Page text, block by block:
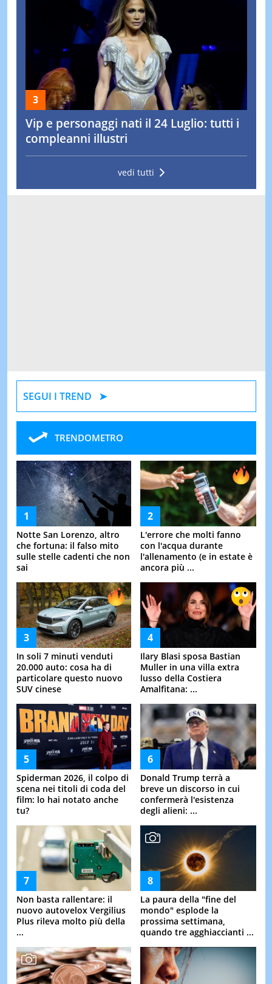
Vip e personaggi nati il 24 Luglio: tutti i
compleanni illustri
vedi tutti
SEGUI I TREND
TRENDOMETRO
Notte San Lorenzo, altro
che fortuna: il falso mito
sulle stelle cadenti che non
sai
L'errore che molti fanno
con l'acqua durante
l'allenamento (e in estate è
ancora più ...
In soli 7 minuti venduti
20.000 auto: cosa ha di
particolare questo nuovo
SUV cinese
Ilary Blasi sposa Bastian
Muller in una villa extra
lusso della Costiera
Amalfitana: ...
Spiderman 2026, il colpo di
scena nei titoli di coda del
film: lo hai notato anche
tu?
Donald Trump terrà a
breve un discorso in cui
confermerà l'esistenza
degli alieni: ...
Non basta rallentare: il
nuovo autovelox Vergilius
Plus rileva molto più della
...
La paura della "fine del
mondo" esplode la
prossima settimana,
quando tre agghiaccianti ...